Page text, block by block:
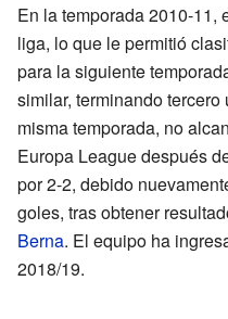
En la temporada 2010-11,
liga, lo que le permitió
para la siguiente
similar, terminando
misma temporada, no
Europa League después
por 2-2, debido
goles, tras obtener
Berna. El equipo ha
2018/19.